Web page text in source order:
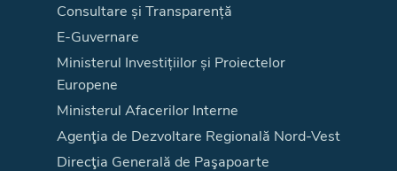
Consultare și Transparență
E-Guvernare
Ministerul Investițiilor și Proiectelor
Europene
Ministerul Afacerilor Interne
Agenţia de Dezvoltare Regională Nord-Vest
Direcţia Generală de Paşapoarte